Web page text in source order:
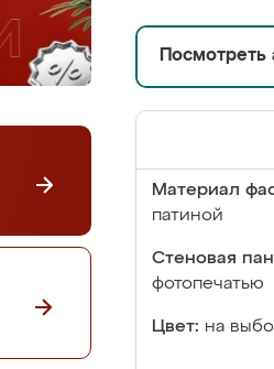
Материал
патиной
Стеновая
фотопечатью
Цвет: на